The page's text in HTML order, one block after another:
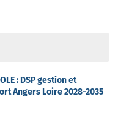
: DSP gestion et
Angers Loire 2028-2035